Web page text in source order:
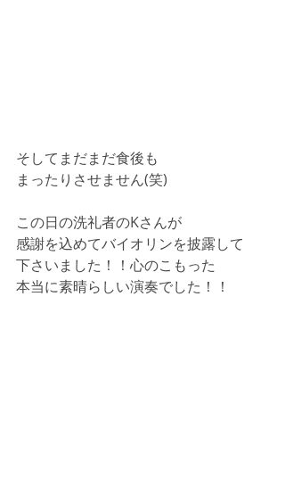
そしてまだまだ食後も
まったりさせません(笑)
この日の洗礼者のKさんが
感謝を込めてバイオリンを披露して
下さいました！！心のこもった
本当に素晴らしい演奏でした！！